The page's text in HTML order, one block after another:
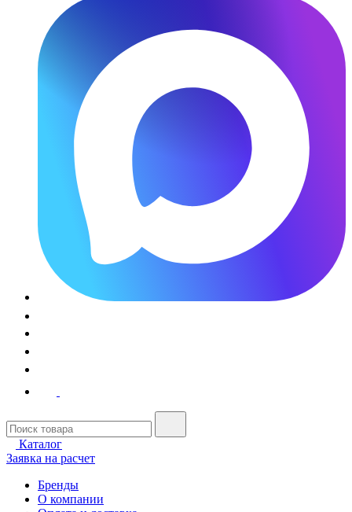
Каталог
Заявка на расчет
Бренды
О компании